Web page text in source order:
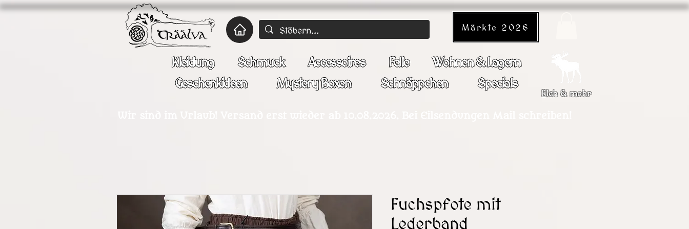
Märkte 2026
Kleidung Schmuck Accessoires Felle
Wohnen & Lagern
Geschenkideen
Mystery Boxen Schnäppchen Specials
Elch & mehr
Fuchspfote mit
Lederband